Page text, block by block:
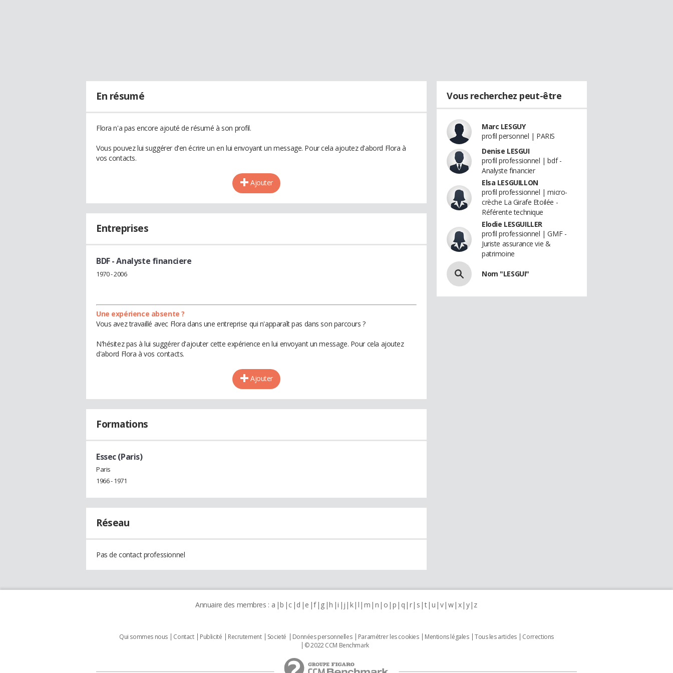
En résumé
Flora n'a pas encore ajouté de résumé à son profil.
Vous pouvez lui suggérer d'en écrire un en lui envoyant un message. Pour cela ajoutez d'abord Flora à
vos contacts.
Ajouter
Entreprises
BDF- Analyste financiere
1970 - 2006
Une expérience absente ?
Vous avez travaillé avec Flora dans une entreprise qui n'apparaît pas dans son parcours ?
N'hésitez pas à lui suggérer d'ajouter cette expérience en lui envoyant un message. Pour cela ajoutez
d'abord Flora à vos contacts.
Ajouter
Formations
Essec (Paris)
Paris
1966 - 1971
Réseau
Pas de contact professionnel
Vous recherchez peut-être
Marc LESGUY
profil personnel | PARIS
Denise LESGUI
profil professionnel | bdf -
Analyste financier
Elsa LESGUILLON
profil professionnel | micro-
crèche La Girafe Etoilée -
Référente technique
Elodie LESGUILLER
profil professionnel | GMF -
Juriste assurance vie &
patrimoine
Nom "LESGUI"
Annuaire des membres : a b c d e f g h i j k l m n o p q r s t u v w x y z
Qui sommes nous Contact Publicité Recrutement Societé Données personnelles Paramétrer les cookies Mentions légales Tous les articles
Corrections
© 2022 CCM Benchmark